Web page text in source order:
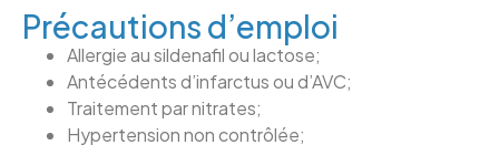
Précautions d’emploi
Allergie au sildenafil ou lactose;
Antécédents d’infarctus ou d’AVC;
Traitement par nitrates;
Hypertension non contrôlée;